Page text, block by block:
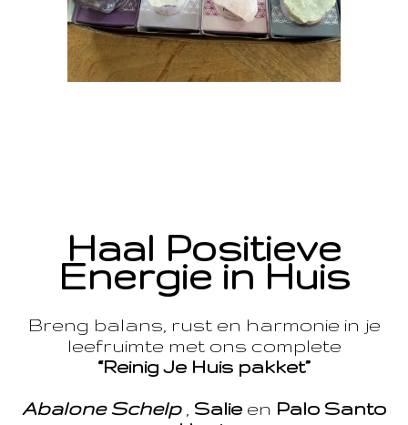
Haal Positieve
Energie in Huis
Breng balans, rust en harmonie in je
leefruimte met ons complete
“Reinig Je Huis pakket”
Abalone Schelp, Salie en Palo Santo